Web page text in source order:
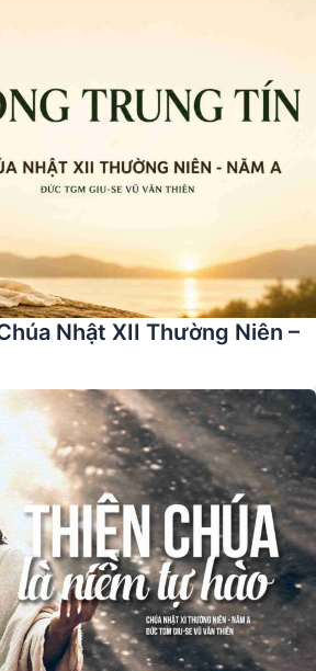
Nhật XII Thường Niên –